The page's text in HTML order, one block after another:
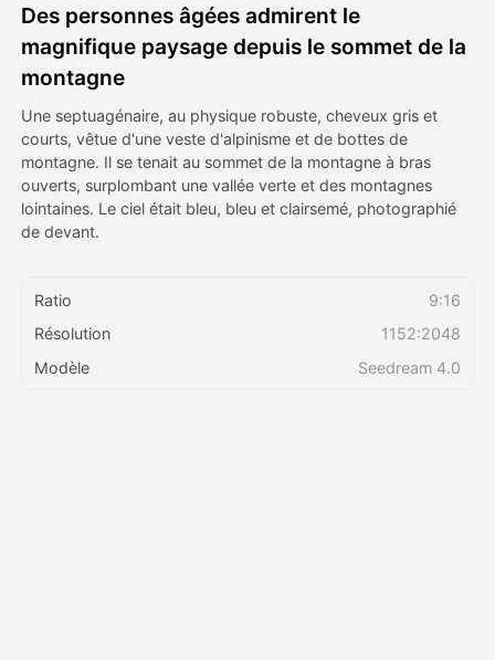
Galerie
Blog
Tarifs
API
Des personnes âgées admirent le
magnifique paysage depuis le sommet de la
montagne
Une septuagénaire, au physique robuste, cheveux gris et
courts, vêtue d'une veste d'alpinisme et de bottes de
montagne. Il se tenait au sommet de la montagne à bras
ouverts, surplombant une vallée verte et des montagnes
lointaines. Le ciel était bleu, bleu et clairsemé, photographié
de devant.
Ratio
9:16
Résolution
1152:2048
Modèle
Seedream 4.0